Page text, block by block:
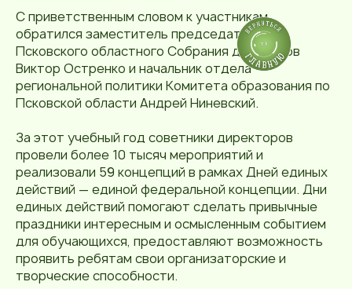
С приветственным словом к участникам
обратился заместитель председателя
Псковского областного Собрания депутатов
Виктор Остренко и начальник отдела
региональной политики Комитета образования по
Псковской области Андрей Ниневский.
За этот учебный год советники директоров
провели более 10 тысяч мероприятий и
реализовали 59 концепций в рамках Дней единых
действий — единой федеральной концепции. Дни
единых действий помогают сделать привычные
праздники интересным и осмысленным событием
для обучающихся, предоставляют возможность
проявить ребятам свои организаторские и
творческие способности.